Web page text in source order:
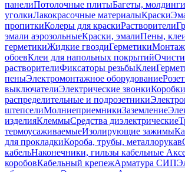
панелиПотолочные плитыБагеты,
уголкиЛакокрасочные материалыКраски
пропиткиКолеры для краскиРастворители
эмали аэрозольныеКраски, эмалиПены,
герметикиЖидкие гвоздиГерметики
обоевКлеи для напольных покрытий
растворителиФиксаторы резьбыКлеи
пеныЭлектромонтажное оборудование
выключателиЭлектрические звонкиКоробки
распределительные и подрозетники
штепселиМолниеприемникиЗаземление
изделияКлеммыСредства диэлектрические
термоусаживаемыеИзолирующие зажимы
для прокладкиКороба, трубы, металлорукав
кабельНаконечники, гильзы кабельные
коробовКабельный крепежАрматура СИП